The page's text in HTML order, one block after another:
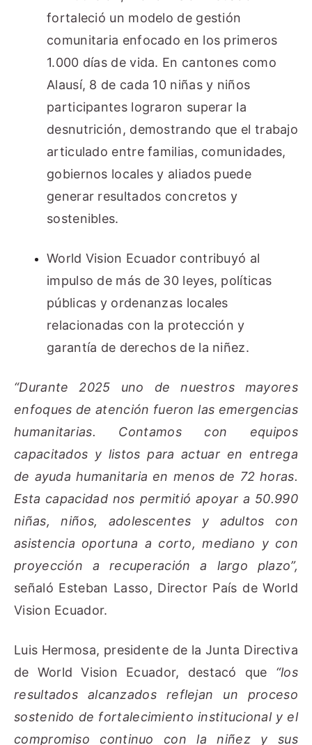
fortaleció un modelo de gestión
comunitaria enfocado en los primeros
1.000 días de vida. En cantones como
Alausí, 8 de cada 10 niñas y niños
participantes lograron superar la
desnutrición, demostrando que el trabajo
articulado entre familias, comunidades,
gobiernos locales y aliados puede
generar resultados concretos y
sostenibles.
World Vision Ecuador contribuyó al
impulso de más de 30 leyes, políticas
públicas y ordenanzas locales
relacionadas con la protección y
garantía de derechos de la niñez.
“Durante 2025 uno de nuestros mayores
enfoques de atención fueron las emergencias
humanitarias. Contamos con equipos
capacitados y listos para actuar en entrega
de ayuda humanitaria en menos de 72 horas.
Esta capacidad nos permitió apoyar a 50.990
niñas, niños, adolescentes y adultos con
asistencia oportuna a corto, mediano y con
proyección a recuperación a largo plazo”,
señaló Esteban Lasso, Director País de World
Vision Ecuador.
Luis Hermosa, presidente de la Junta Directiva
de World Vision Ecuador, destacó que “los
resultados alcanzados reflejan un proceso
sostenido de fortalecimiento institucional y el
compromiso continuo con la niñez y sus